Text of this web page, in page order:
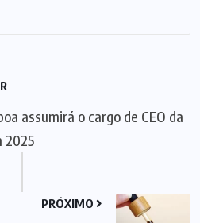
assumirá o cargo de CEO da
2025
PRÓXIMO